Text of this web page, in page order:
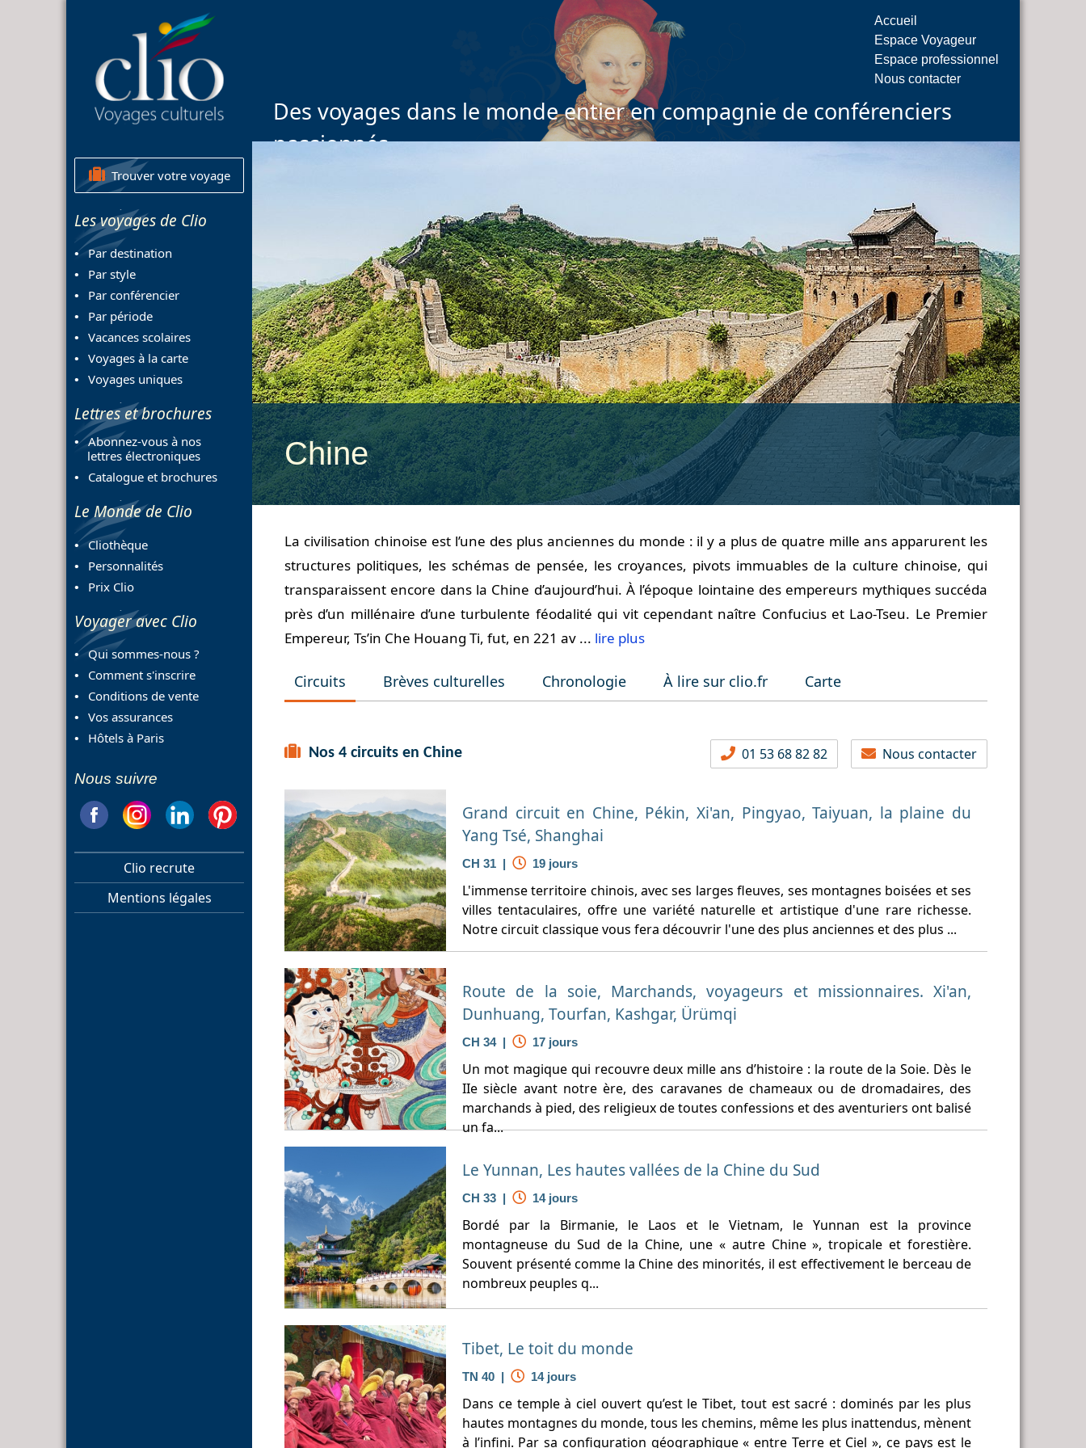
Accueil
Espace Voyageur
Espace professionnel
Nous contacter
Des voyages dans le monde entier en compagnie de conférenciers
passionnés
Trouver votre voyage
Les voyages de Clio
Par destination
Par style
Par conférencier
Par période
Vacances scolaires
Voyages à la carte
Voyages uniques
Lettres et brochures
Abonnez-vous à nos
lettres électroniques
Catalogue et brochures
Le Monde de Clio
Cliothèque
Personnalités
Prix Clio
Voyager avec Clio
Qui sommes-nous ?
Comment s'inscrire
Conditions de vente
Vos assurances
Hôtels à Paris
Nous suivre
Clio recrute
Mentions légales
Chine
La civilisation chinoise est l’une des plus anciennes du monde : il y a plus de quatre mille ans apparurent les
structures politiques, les schémas de pensée, les croyances, pivots immuables de la culture chinoise, qui
transparaissent encore dans la Chine d’aujourd’hui. À l’époque lointaine des empereurs mythiques succéda
près d’un millénaire d’une turbulente féodalité qui vit cependant naître Confucius et Lao-Tseu. Le Premier
Empereur, Ts’in Che Houang Ti, fut, en 221 av ... lire plus
Circuits Brèves culturelles Chronologie À lire sur clio.fr Carte
01 53 68 82 82 Nous contacter
Nos 4 circuits en Chine
Grand circuit en Chine, Pékin, Xi'an, Pingyao, Taiyuan, la plaine du
Yang Tsé, Shanghai
CH 31 | 19 jours
L'immense territoire chinois, avec ses larges fleuves, ses montagnes boisées et ses
villes tentaculaires, offre une variété naturelle et artistique d'une rare richesse.
Notre circuit classique vous fera découvrir l'une des plus anciennes et des plus ...
Route de la soie, Marchands, voyageurs et missionnaires. Xi'an,
Dunhuang, Tourfan, Kashgar, Ürümqi
CH 34 | 17 jours
Un mot magique qui recouvre deux mille ans d’histoire : la route de la Soie. Dès le
IIe siècle avant notre ère, des caravanes de chameaux ou de dromadaires, des
marchands à pied, des religieux de toutes confessions et des aventuriers ont balisé
un fa...
Le Yunnan, Les hautes vallées de la Chine du Sud
CH 33 | 14 jours
Bordé par la Birmanie, le Laos et le Vietnam, le Yunnan est la province
montagneuse du Sud de la Chine, une « autre Chine », tropicale et forestière.
Souvent présenté comme la Chine des minorités, il est effectivement le berceau de
nombreux peuples q...
Tibet, Le toit du monde
TN 40 | 14 jours
Dans ce temple à ciel ouvert qu’est le Tibet, tout est sacré : dominés par les plus
hautes montagnes du monde, tous les chemins, même les plus inattendus, mènent
à l’infini. Par sa configuration géographique « entre Terre et Ciel », ce pays est le